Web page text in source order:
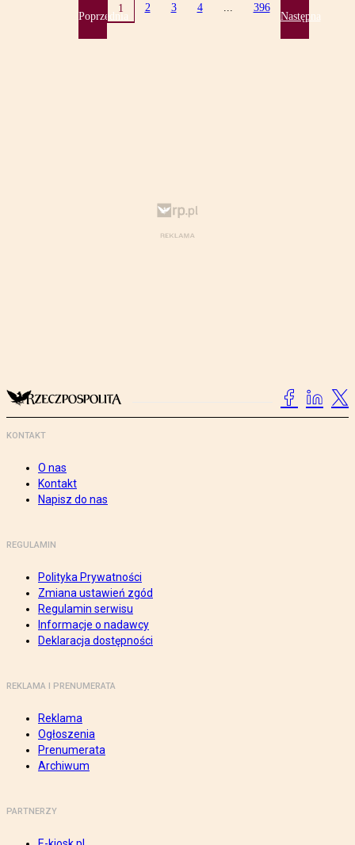
Poprzednia
1 2 3 4 396
Następna
KONTAKT
O nas
Kontakt
Napisz do nas
REGULAMIN
Polityka Prywatności
Zmiana ustawień zgód
Regulamin serwisu
Informacje o nadawcy
Deklaracja dostępności
REKLAMA I PRENUMERATA
Reklama
Ogłoszenia
Prenumerata
Archiwum
PARTNERZY